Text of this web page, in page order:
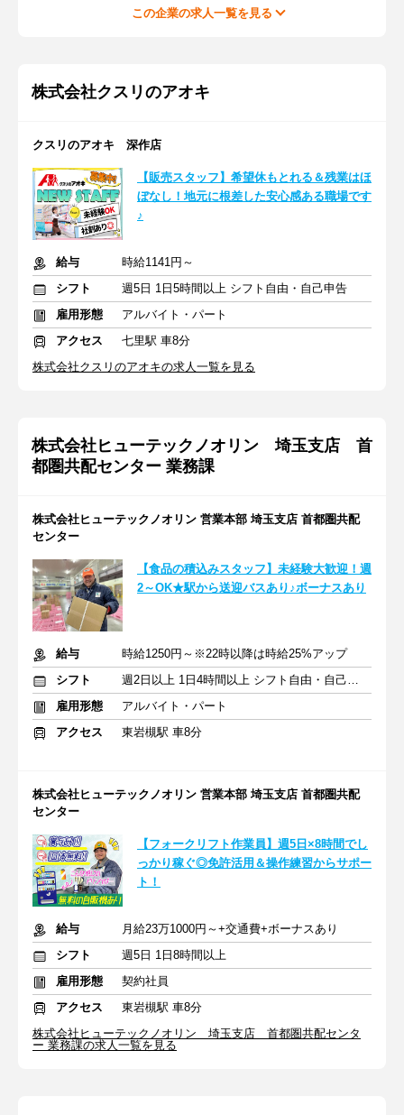
この企業の求人一覧を見る
株式会社クスリのアオキ
クスリのアオキ 深作店
【販売スタッフ】希望休もとれる＆残業はほ
ぼなし！地元に根差した安心感ある職場です
♪
給与
時給1141円～
シフト
週5日 1日5時間以上 シフト自由・自己申告
雇用形態
アルバイト・パート
アクセス
七里駅 車8分
株式会社クスリのアオキの求人一覧を見る
株式会社ヒューテックノオリン 埼玉支店 首
都圏共配センター 業務課
株式会社ヒューテックノオリン 営業本部 埼玉支店 首都圏共配
センター
【食品の積込みスタッフ】未経験大歓迎！週
2～OK★駅から送迎バスあり♪ボーナスあり
給与
時給1250円～※22時以降は時給25%アップ
シフト
週2日以上 1日4時間以上 シフト自由・自己申告
雇用形態
アルバイト・パート
アクセス
東岩槻駅 車8分
株式会社ヒューテックノオリン 営業本部 埼玉支店 首都圏共配
センター
【フォークリフト作業員】週5日×8時間でし
っかり稼ぐ◎免許活用＆操作練習からサポー
ト！
給与
月給23万1000円～+交通費+ボーナスあり
シフト
週5日 1日8時間以上
雇用形態
契約社員
アクセス
東岩槻駅 車8分
株式会社ヒューテックノオリン 埼玉支店 首都圏共配センタ
ー 業務課の求人一覧を見る